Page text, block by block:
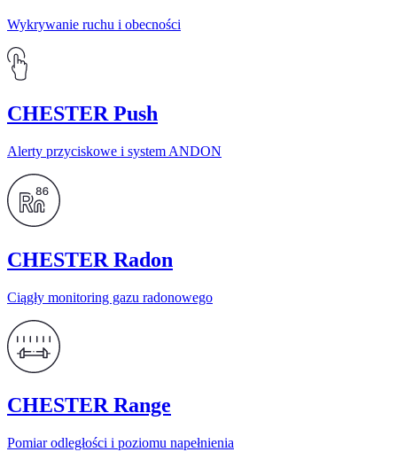
Wykrywanie ruchu i obecności
CHESTER Push
Alerty przyciskowe i system ANDON
CHESTER Radon
Ciągły monitoring gazu radonowego
CHESTER Range
Pomiar odległości i poziomu napełnienia